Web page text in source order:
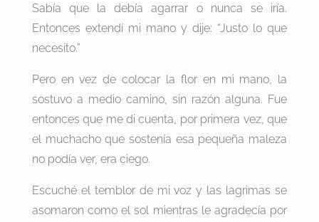
Sabía que la debía agarrar o nunca se iría.
Entonces extendí mi mano y dije: “Justo lo que
necesito.”
Pero en vez de colocar la flor en mi mano, la
sostuvo a medio camino, sin razón alguna. Fue
entonces que me di cuenta, por primera vez, que
el muchacho que sostenía esa pequeña maleza
no podía ver, era ciego.
Escuché el temblor de mi voz y las lagrimas se
asomaron como el sol mientras le agradecía por